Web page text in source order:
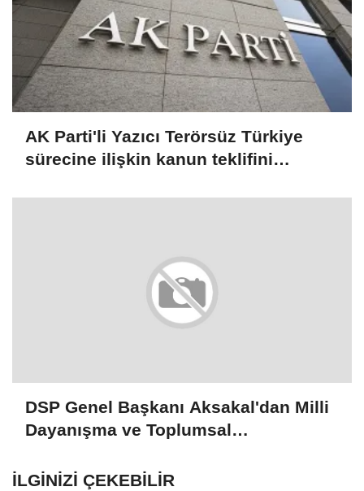
AK Parti'li Yazıcı Terörsüz Türkiye
sürecine ilişkin kanun teklifini
DSP Genel Başkanı Aksakal'dan Milli
Dayanışma ve Toplumsal
Dair Kanun Teklifi'ne destek:
İLGINIZI ÇEKEBILIR